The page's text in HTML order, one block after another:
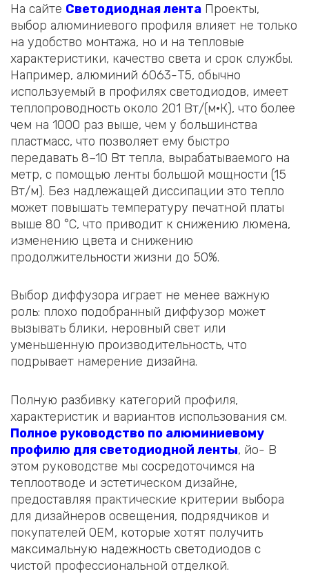
На сайте Светодиодная лента Проекты,
выбор алюминиевого профиля влияет не только
на удобство монтажа, но и на тепловые
характеристики, качество света и срок службы.
Например, алюминий 6063-T5, обычно
используемый в профилях светодиодов, имеет
теплопроводность около 201 Вт/(м·К), что более
чем на 1000 раз выше, чем у большинства
пластмасс, что позволяет ему быстро
передавать 8–10 Вт тепла, вырабатываемого на
метр, с помощью ленты большой мощности (15
Вт/м). Без надлежащей диссипации это тепло
может повышать температуру печатной платы
выше 80 °C, что приводит к снижению люмена,
изменению цвета и снижению
продолжительности жизни до 50%.
Выбор диффузора играет не менее важную
роль: плохо подобранный диффузор может
вызывать блики, неровный свет или
уменьшенную производительность, что
подрывает намерение дизайна.
Полную разбивку категорий профиля,
характеристик и вариантов использования см.
Полное руководство по алюминиевому
профилю для светодиодной ленты, йо- В
этом руководстве мы сосредоточимся на
теплоотводе и эстетическом дизайне,
предоставляя практические критерии выбора
для дизайнеров освещения, подрядчиков и
покупателей OEM, которые хотят получить
максимальную надежность светодиодов с
чистой профессиональной отделкой.